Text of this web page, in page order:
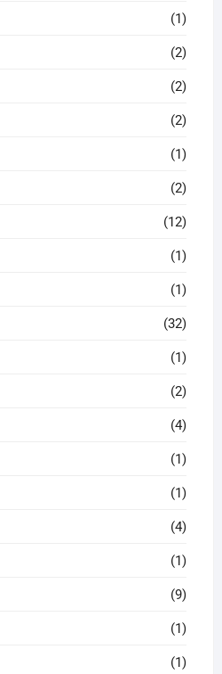
(1)
(2)
(2)
(2)
(1)
(2)
(12)
(1)
(1)
(32)
(1)
(2)
(4)
(1)
(1)
(4)
(1)
(9)
(1)
(1)